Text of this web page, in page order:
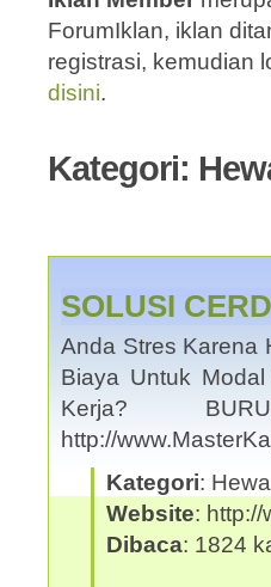
ForumIklan, iklan
registrasi, kemudian
disini.
Kategori:
SOLUSI
Anda Stres Karena
Biaya Untuk
Kerja?
http://
Kategori:
Website:
Dibaca: 1824